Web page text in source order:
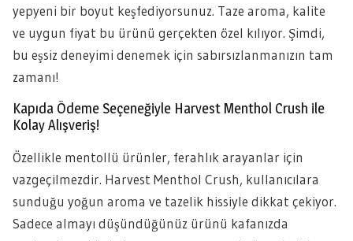
yepyeni bir boyut keşfediyorsunuz. Taze aroma, kalite
ve uygun fiyat bu ürünü gerçekten özel kılıyor. Şimdi,
bu eşsiz deneyimi denemek için sabırsızlanmanızın tam
zamanı!
Kapıda Ödeme Seçeneğiyle Harvest Menthol Crush ile
Kolay Alışveriş!
Özellikle mentollü ürünler, ferahlık arayanlar için
vazgeçilmezdir. Harvest Menthol Crush, kullanıcılara
sunduğu yoğun aroma ve tazelik hissiyle dikkat çekiyor.
Sadece almayı düşündüğünüz ürünü kafanızda